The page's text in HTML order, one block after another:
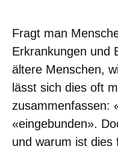
Fragt man
Erkrankungen und
ältere Menschen,
lässt sich dies oft
zusammenfassen:
«eingebunden».
und warum ist dies